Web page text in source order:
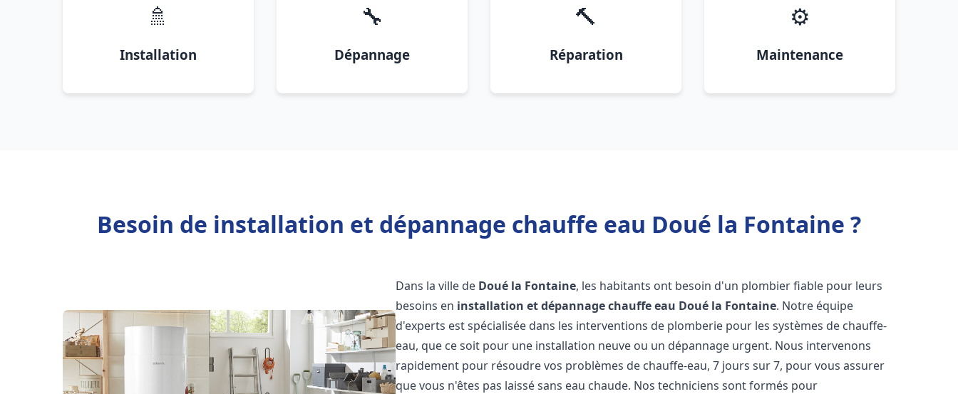
🚿
Installation
🔧
Dépannage
🔨
Réparation
⚙️
Maintenance
Besoin de installation et dépannage chauffe eau Doué la Fontaine ?
Dans la ville de Doué la Fontaine, les habitants ont besoin d'un plombier fiable pour leurs
besoins en installation et dépannage chauffe eau Doué la Fontaine. Notre équipe
d'experts est spécialisée dans les interventions de plomberie pour les systèmes de chauffe-
eau, que ce soit pour une installation neuve ou un dépannage urgent. Nous intervenons
rapidement pour résoudre vos problèmes de chauffe-eau, 7 jours sur 7, pour vous assurer
que vous n'êtes pas laissé sans eau chaude. Nos techniciens sont formés pour